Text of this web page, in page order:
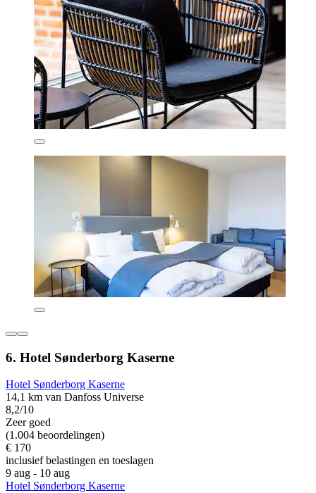
6. Hotel Sønderborg Kaserne
Hotel Sønderborg Kaserne
14,1 km van Danfoss Universe
8,2/10
Zeer goed
(1.004 beoordelingen)
€ 170
inclusief belastingen en toeslagen
9 aug - 10 aug
Hotel Sønderborg Kaserne